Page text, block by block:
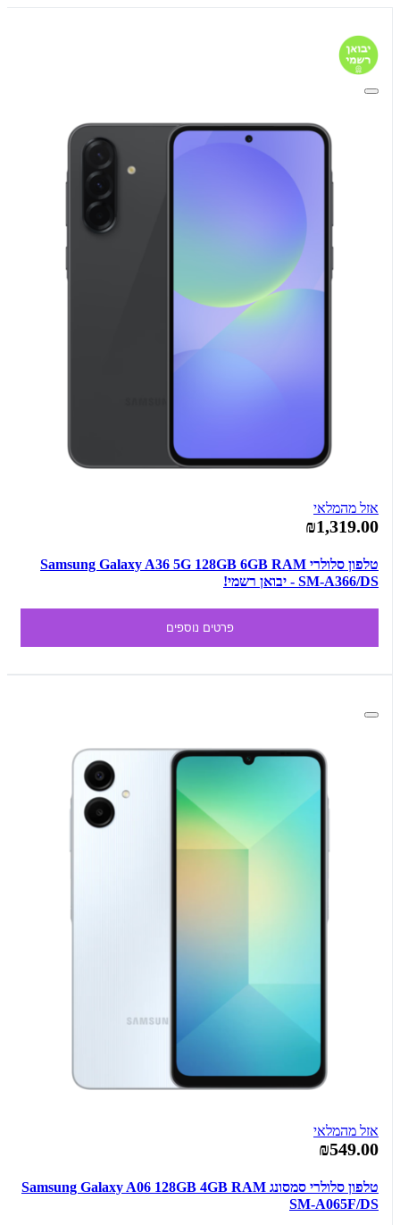
אזל מהמלאי
₪1,319.00
טלפון סלולרי Samsung Galaxy A36 5G 128GB 6GB RAM
SM-A366/DS - יבואן רשמי!
פרטים נוספים
אזל מהמלאי
₪549.00
טלפון סלולרי סמסונג Samsung Galaxy A06 128GB 4GB RAM
SM-A065F/DS